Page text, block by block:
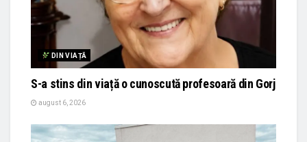
DIN VIAȚĂ
S-a stins din viață o cunoscută profesoară din Gorj
august 6, 2026